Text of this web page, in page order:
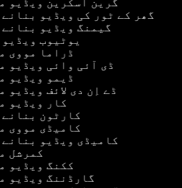
گرین اسکرین ویڈیو
گھر کے ٹور کی ویڈیو بنانے
گیمنگ ویڈیو بنانے
یوٹیوب
ڈراما مووی
ڈی آئی وائی ویڈیو
ڈیمو ویڈیو
ڈے اِن دی لائف ویڈیو
کار ویڈیو
کارٹون بنانے
کامیڈی مووی
کامیڈی ویڈیو بنانے
کمرشل
ککنگ ویڈیو
گارڈننگ ویڈیو